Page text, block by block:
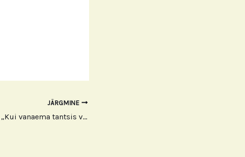
JÄRGMINE
Trude Teige „Kui vanaema tantsis vihmas“ 2025